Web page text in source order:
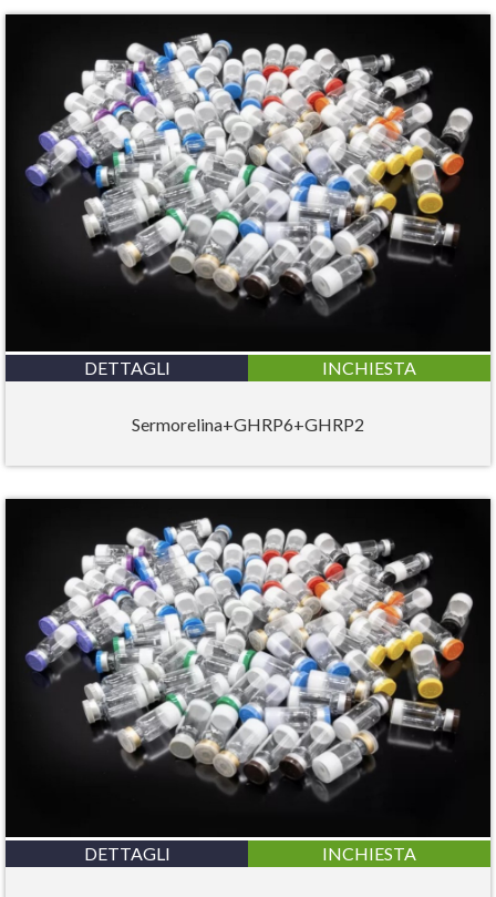
DETTAGLI INCHIESTA
Sermorelina+GHRP6+GHRP2
DETTAGLI INCHIESTA